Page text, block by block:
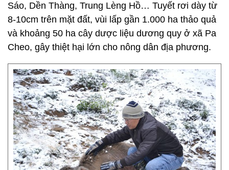
Sáo, Dền Thàng, Trung Lèng Hồ… Tuyết rơi dày từ
8-10cm trên mặt đất, vùi lấp gần 1.000 ha thảo quả
và khoảng 50 ha cây dược liệu dương quy ở xã Pa
Cheo, gây thiệt hại lớn cho nông dân địa phương.